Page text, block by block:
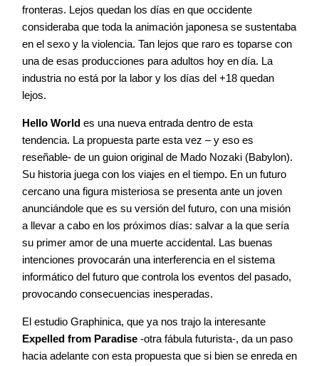
fronteras. Lejos quedan los días en que occidente
consideraba que toda la animación japonesa se sustentaba
en el sexo y la violencia. Tan lejos que raro es toparse con
una de esas producciones para adultos hoy en día. La
industria no está por la labor y los días del +18 quedan
lejos.
Hello World es una nueva entrada dentro de esta
tendencia. La propuesta parte esta vez – y eso es
reseñable- de un guion original de Mado Nozaki (Babylon).
Su historia juega con los viajes en el tiempo. En un futuro
cercano una figura misteriosa se presenta ante un joven
anunciándole que es su versión del futuro, con una misión
a llevar a cabo en los próximos días: salvar a la que sería
su primer amor de una muerte accidental. Las buenas
intenciones provocarán una interferencia en el sistema
informático del futuro que controla los eventos del pasado,
provocando consecuencias inesperadas.
El estudio Graphinica, que ya nos trajo la interesante
Expelled from Paradise -otra fábula futurista-, da un paso
hacia adelante con esta propuesta que si bien se enreda en